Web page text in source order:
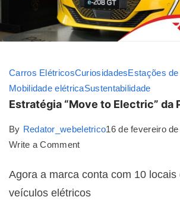
Carros ElétricosCuriosidadesEstações
Mobilidade elétricaSustentabilidade
Estratégia “Move to Electric” da
By Redator_webeletrico16 de fevereiro
Write a Comment
Agora a marca conta com 10
veículos elétricos